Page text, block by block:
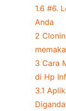
1.6 #6.
Anda
2
3 Cara
di Hp
3.1